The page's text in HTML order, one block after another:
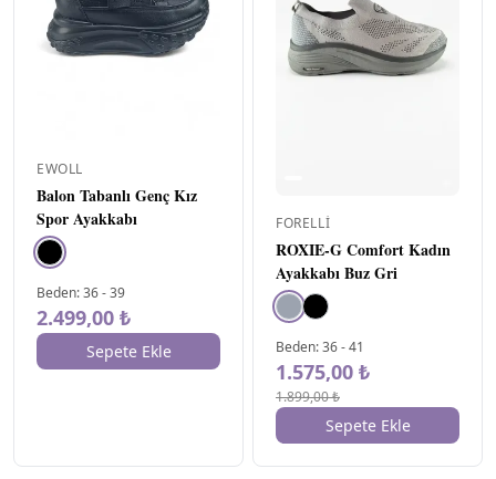
EWOLL
Balon Tabanlı Genç Kız
Spor Ayakkabı
Beden:36-39
2.499,00 ₺
Sepete Ekle
FORELLI
ROXIE-G Comfort Kadın
Ayakkabı Buz Gri
Beden:36-41
1.575,00 ₺
1.899,00 ₺
Sepete Ekle